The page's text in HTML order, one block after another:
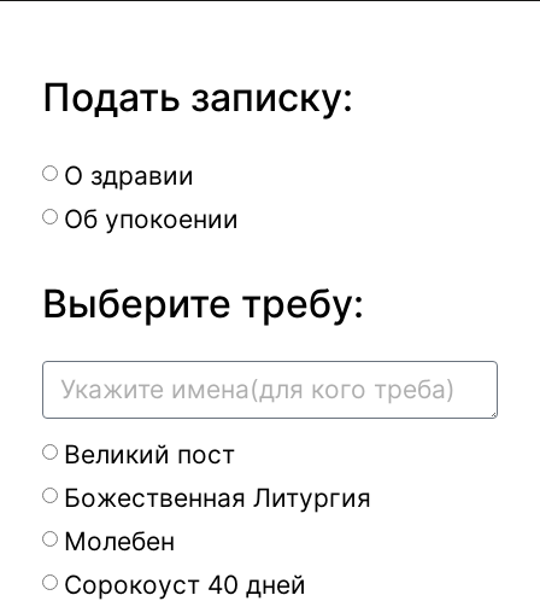
Подать записку:
О здравии
Об упокоении
Выберите требу:
Великий пост
Божественная Литургия
Молебен
Сорокоуст 40 дней